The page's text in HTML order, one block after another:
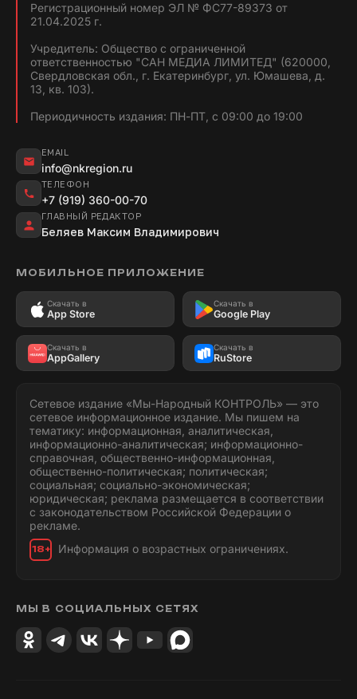
Регистрационный номер ЭЛ № ФС77-89373 от
21.04.2025 г.
Учредитель: Общество с ограниченной
ответственностью "САН МЕДИА ЛИМИТЕД" (620000,
Свердловская обл., г. Екатеринбург, ул. Юмашева, д.
13, кв. 103).
Периодичность издания: ПН-ПТ, с 09:00 до 19:00
EMAIL
info@nkregion.ru
ТЕЛЕФОН
+7 (919) 360-00-70
ГЛАВНЫЙ РЕДАКТОР
Беляев Максим Владимирович
МОБИЛЬНОЕ ПРИЛОЖЕНИЕ
Скачать в
App Store
Скачать в
Google Play
Скачать в
AppGallery
Скачать в
RuStore
Сетевое издание «Мы-Народный КОНТРОЛЬ» — это
сетевое информационное издание. Мы пишем на
тематику: информационная, аналитическая,
информационно-аналитическая; информационно-
справочная, общественно-информационная,
общественно-политическая; политическая;
социальная; социально-экономическая;
юридическая; реклама размещается в соответствии
с законодательством Российской Федерации о
рекламе.
18+ Информация о возрастных ограничениях.
МЫ В СОЦИАЛЬНЫХ СЕТЯХ